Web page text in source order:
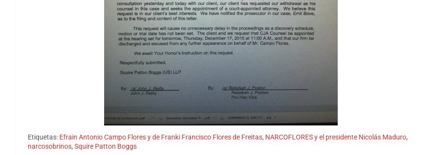
Etiquetas: Efrain Antonio Campo Flores y de Franki Francisco Flores de Freitas, NARCOFLORES y el presidente Nicolás Maduro,
narcosobrinos, Squire Patton Boggs